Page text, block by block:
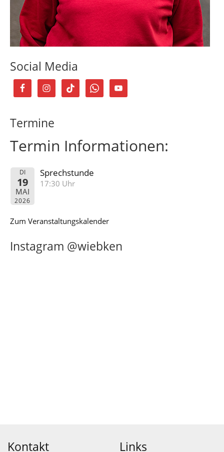
Social Media
Termine
Termin Informationen:
DI
19
MAI
2026
Sprechstunde
17:30 Uhr
Zum Veranstaltungskalender
Instagram @wiebken
Kontakt Links